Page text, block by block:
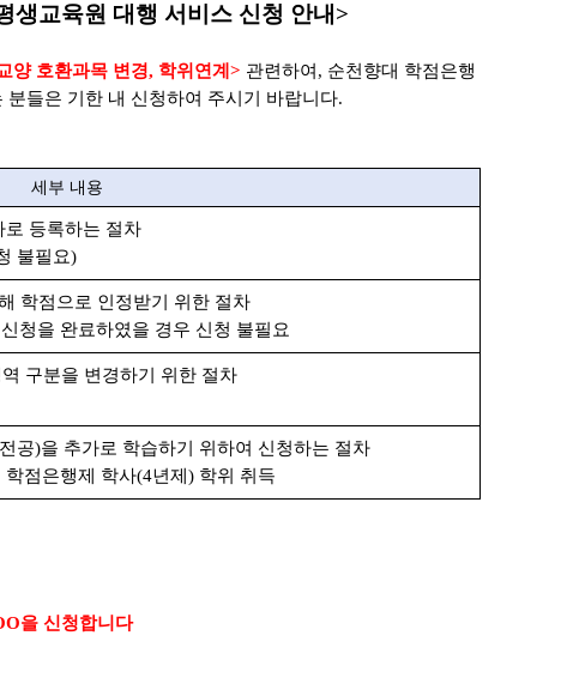
생교육원 대행 서비스 신청 안내 >
양 호환과목 변경, 학위연계 > 관련하여 , 순천향대 학점은행
들은 기한 내 신청하여 주시기 바랍니다.
세부 내용
등록하는 절차
불필요)
학점으로 인정받기 위한 절차
청을 완료하였을 경우 신청 불필요
구분을 변경하기 위한 절차
공)을 추가로 학습하기 위하여 신청하는 절차
학점은행제 학사(4년제 ) 학위 취득
을 신청합니다